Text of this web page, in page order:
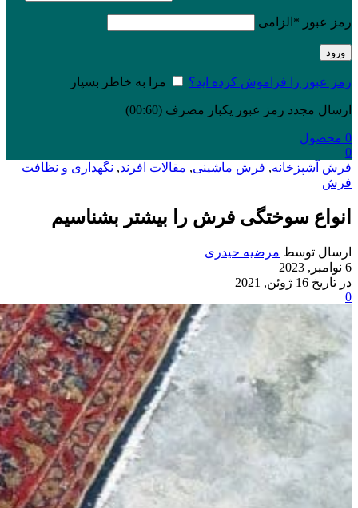
رمز عبور * الزامی
ورود
رمز عبور را فراموش کرده اید؟ مرا به خاطر بسپار
ارسال مجدد رمز عبور یکبار مصرف (00:
60
)
0 محصول
0
فرش آشپزخانه, فرش ماشینی, مقالات افرند, نگهداری و نظافت
فرش
انواع سوختگی فرش را بیشتر بشناسیم
ارسال توسط مرضیه حیدری
6 نوامبر, 2023
در تاریخ 16 ژوئن, 2021
0